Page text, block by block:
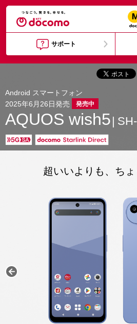
サポート
Android スマートフォン
2025年6月26日発売
発売中
AQUOS wish5
超いいよりも、ちょ